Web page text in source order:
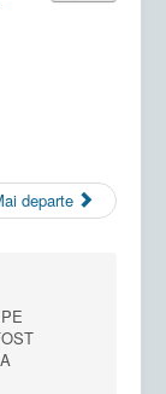
departe